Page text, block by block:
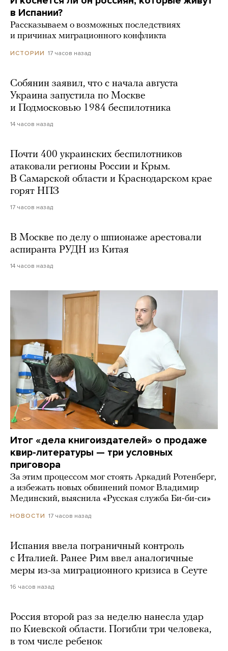
в Испании?
Рассказываем о возможных последствиях
и причинах миграционного конфликта
ИСТОРИИ 17 часов назад
Собянин заявил, что с начала августа
Украина запустила по Москве
и Подмосковью 1984 беспилотника
14 часов назад
Почти 400 украинских беспилотников
атаковали регионы России и Крым.
В Самарской области и Краснодарском крае
горят НПЗ
17 часов назад
В Москве по делу о шпионаже арестовали
аспиранта РУДН из Китая
14 часов назад
Итог «дела книгоиздателей» о продаже
квир-литературы — три условных
приговора
За этим процессом мог стоять Аркадий Ротенберг,
а избежать новых обвинений помог Владимир
Мединский, выяснила «Русская служба Би-би-си»
НОВОСТИ 17 часов назад
Испания ввела пограничный контроль
с Италией. Ранее Рим ввел аналогичные
меры из-за миграционного кризиса в Сеуте
16 часов назад
Россия второй раз за неделю нанесла удар
по Киевской области. Погибли три человека,
в том числе ребенок